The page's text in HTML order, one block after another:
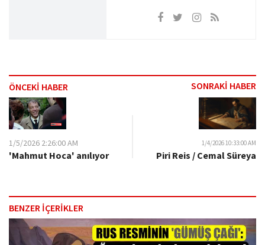
ÖNCEKİ HABER SONRAKİ HABER
1/5/2026 2:26:00 AM
'Mahmut Hoca' anılıyor
1/4/2026 10:33:00 AM
Piri Reis / Cemal Süreya
BENZER İÇERİKLER